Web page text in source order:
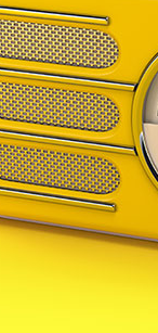
Gala Placidia;
Sofia Casanova.
és una
treballs de
laqualitat del
el telèfon